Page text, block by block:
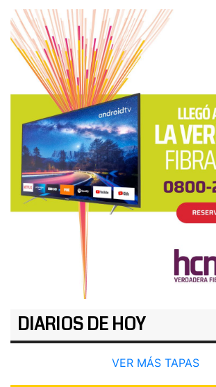
DIARIOS DE HOY
VER MÁS TAPAS